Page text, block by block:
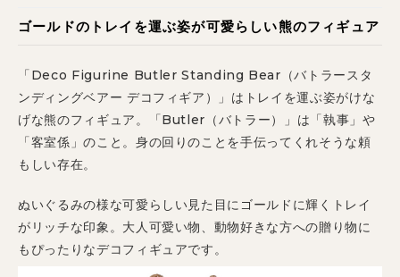
ゴールドのトレイを運ぶ姿が可愛らしい熊のフィギュア
「Deco Figurine Butler Standing Bear（バトラースタ
ンディングベアー デコフィギア）」はトレイを運ぶ姿がけな
げな熊のフィギュア。「Butler（バトラー）」は「執事」や
「客室係」のこと。身の回りのことを手伝ってくれそうな頼
もしい存在。
ぬいぐるみの様な可愛らしい見た目にゴールドに輝くトレイ
がリッチな印象。大人可愛い物、動物好きな方への贈り物に
もぴったりなデコフィギュアです。